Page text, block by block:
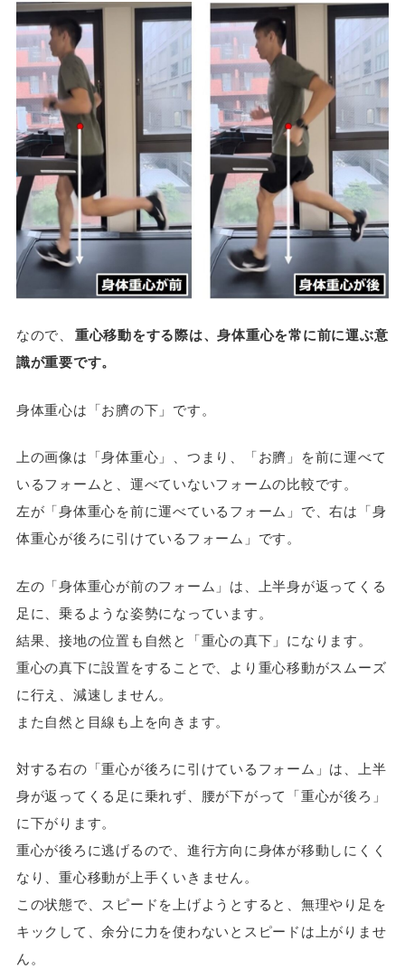
なので、 重心移動をする際は、身体重心を常に前に運ぶ意
識が重要です。
身体重心は「お臍の下」です。
上の画像は「身体重心」、つまり、「お臍」を前に運べて
いるフォームと、運べていないフォームの比較です。
左が「身体重心を前に運べているフォーム」で、右は「身
体重心が後ろに引けているフォーム」です。
左の「身体重心が前のフォーム」は、上半身が返ってくる
足に、乗るような姿勢になっています。
結果、接地の位置も自然と「重心の真下」になります。
重心の真下に設置をすることで、より重心移動がスムーズ
に行え、減速しません。
また自然と目線も上を向きます。
対する右の「重心が後ろに引けているフォーム」は、上半
身が返ってくる足に乗れず、腰が下がって「重心が後ろ」
に下がります。
重心が後ろに逃げるので、進行方向に身体が移動しにくく
なり、重心移動が上手くいきません。
この状態で、スピードを上げようとすると、無理やり足を
キックして、余分に力を使わないとスピードは上がりませ
ん。